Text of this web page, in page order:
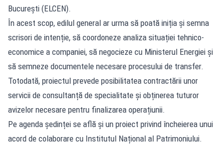
București (ELCEN).
În acest scop, edilul general ar urma să poată iniția și semna
scrisori de intenție, să coordoneze analiza situației tehnico-
economice a companiei, să negocieze cu Ministerul Energiei și
să semneze documentele necesare procesului de transfer.
Totodată, proiectul prevede posibilitatea contractării unor
servicii de consultanță de specialitate și obținerea tuturor
avizelor necesare pentru finalizarea operațiunii.
Pe agenda ședinței se află și un proiect privind încheierea unui
acord de colaborare cu Institutul Național al Patrimoniului.